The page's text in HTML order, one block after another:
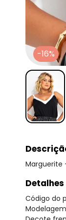
-16%
Marguerite
Detalhes
Código do